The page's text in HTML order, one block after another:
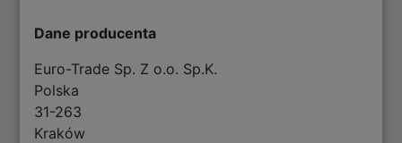
Dane producenta
Euro-Trade Sp. Z o.o. Sp.K.
Polska
31-263
Kraków